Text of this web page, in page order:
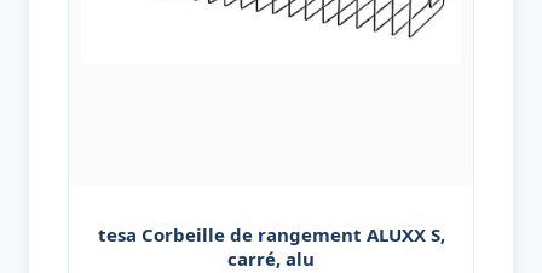
tesa Corbeille de rangement ALUXX S,
carré, alu